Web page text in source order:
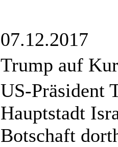
07.12.2017
Trump auf
US-Präsident
Hauptstadt
Botschaft